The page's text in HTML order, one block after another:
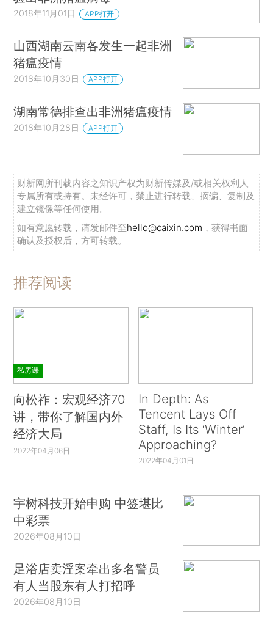
2018年11月01日 APP打开
山西湖南云南各发生一起非洲
猪瘟疫情
2018年10月30日 APP打开
湖南常德排查出非洲猪瘟疫情
2018年10月28日 APP打开
财新网所刊载内容之知识产权为财新传媒及/或相关权利人
专属所有或持有。未经许可，禁止进行转载、摘编、复制及
建立镜像等任何使用。
如有意愿转载，请发邮件至hello@caixin.com ，获得书面
确认及授权后，方可转载。
推荐阅读
私房课
向松祚：宏观经济70
讲，带你了解国内外
经济大局
2022年04月06日
In Depth: As
Tencent Lays Off
Staff, Is Its ‘Winter’
Approaching?
2022年04月01日
宇树科技开始申购 中签堪比
中彩票
2026年08月10日
足浴店卖淫案牵出多名警员
有人当股东有人打招呼
2026年08月10日